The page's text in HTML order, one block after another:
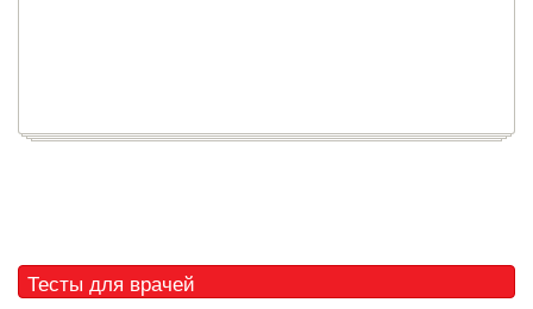
Тесты для врачей